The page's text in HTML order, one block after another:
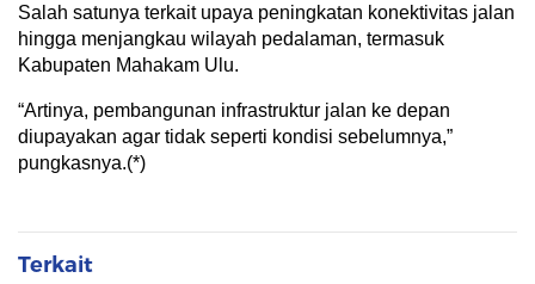
Salah satunya terkait upaya peningkatan konektivitas jalan
hingga menjangkau wilayah pedalaman, termasuk
Kabupaten Mahakam Ulu.
“Artinya, pembangunan infrastruktur jalan ke depan
diupayakan agar tidak seperti kondisi sebelumnya,”
pungkasnya.(*)
Terkait